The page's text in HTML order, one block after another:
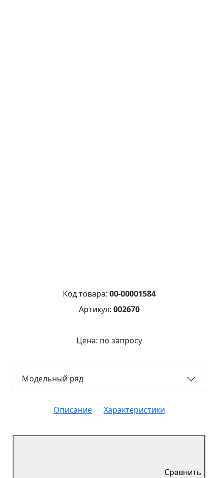
Код товара: 00-00001584
Артикул: 002670
Цена: по запросу
Модельный ряд
Описание Характеристики
Сравнить